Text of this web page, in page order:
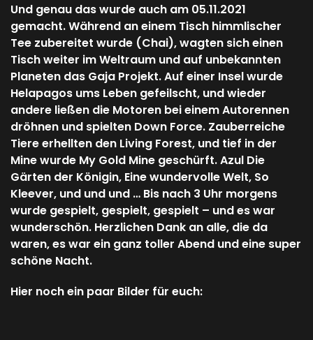
Und genau das wurde auch am 05.11.2021
gemacht. Während an einem Tisch himmlischer
Tee zubereitet wurde (Chai), wagten sich einen
Tisch weiter im Weltraum und auf unbekannten
Planeten das Gaja Projekt. Auf einer Insel wurde
Helapagos ums Leben gefeilscht, und wieder
andere ließen die Motoren bei einem Autorennen
dröhnen und spielten Down Force. Zauberreiche
Tiere erhellten den Living Forest, und tief in der
Mine wurde My Gold Mine geschürft. Azul Die
Gärten der Königin, Eine wundervolle Welt, So
Kleever, und und und … Bis nach 3 Uhr morgens
wurde gespielt, gespielt, gespielt – und es war
wunderschön. Herzlichen Dank an alle, die da
waren, es war ein ganz toller Abend und eine super
schöne Nacht.
Hier noch ein paar Bilder für euch: